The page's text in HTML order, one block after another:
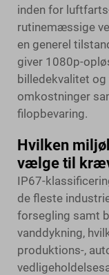
inden for
rutinemæssige
en generel
giver 1080p-
billedekvalitet
omkostninger
filopbevaring.
Hvilken
vælge til
IP67-
de fleste
forsegling samt
vanddykning,
produktions-,